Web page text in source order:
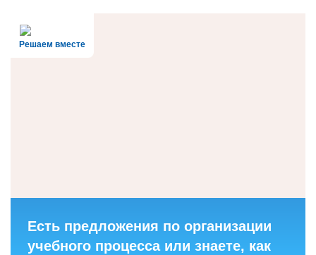
Решаем вместе
Есть предложения по организации
учебного процесса или знаете, как